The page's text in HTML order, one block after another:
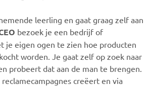
leerling en gaat graag zelf aan
bezoek je een bedrijf of
je eigen ogen te zien hoe producten
worden. Je gaat zelf op zoek naar
probeert dat aan de man te brengen.
creëert en via